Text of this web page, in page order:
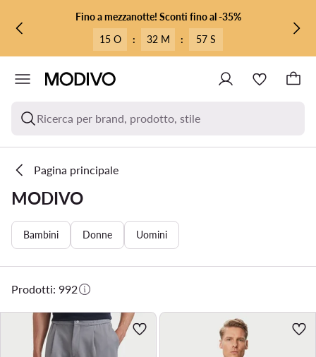
VAI AL CONTENUTO PRINCIPALE
VAI ALLA RICERCAFino a mezzanotte! Sconti fino al -35%
15 O
: 32 M : 55 S
Ricerca per brand, prodotto, stile
Pagina principale
MODIVO
Bambini Donne Uomini
Prodotti: 992